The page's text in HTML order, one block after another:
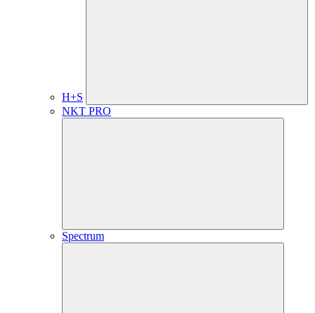
H+S
NKT PRO
Spectrum